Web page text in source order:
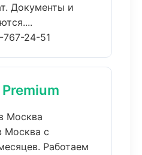
Документы и
24-51
Москва
Москва с
Работаем